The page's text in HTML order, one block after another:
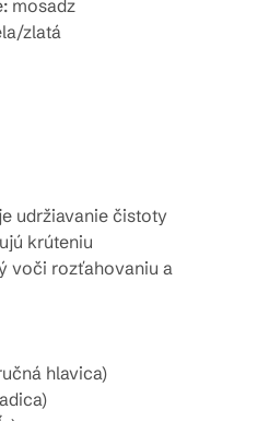
mosadz
zlatá
udržiavanie čistoty
krúteniu
voči rozťahovaniu a
hlavica)